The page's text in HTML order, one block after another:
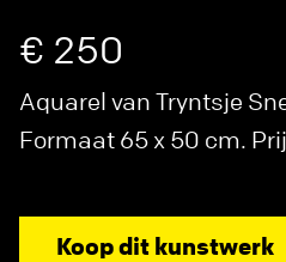
€ 250
Aquarel van Tryntsje
Formaat 65 x 50 cm.
Koop dit kunstwerk